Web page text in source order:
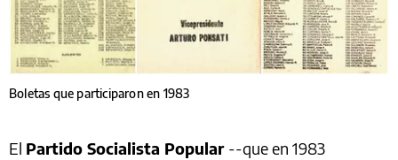
Boletas que participaron en 1983
El Partido Socialista Popular --que en 1983